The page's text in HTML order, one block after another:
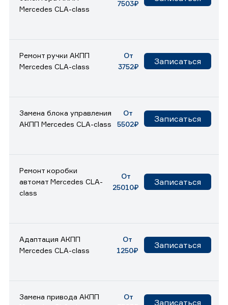
Mercedes CLA-class
7503₽
Ремонт ручки АКПП
Mercedes CLA-class
От
3752₽
Записаться
Замена блока управления
АКПП Mercedes CLA-class
От
5502₽
Записаться
Ремонт коробки
автомат Mercedes CLA-
class
От
25010₽
Записаться
Адаптация АКПП
Mercedes CLA-class
От
1250₽
Записаться
Замена привода АКПП
От
Записаться